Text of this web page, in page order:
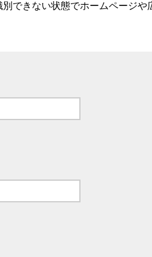
できない状態でホームページや